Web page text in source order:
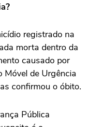
registrado na
morta dentro da
causado por
Móvel de Urgência
confirmou o óbito.
Pública